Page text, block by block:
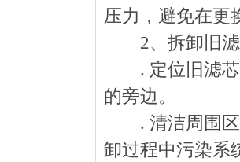
压力，避免在更
2、拆卸旧滤
. 定位旧滤芯
的旁边。
. 清洁周围区
卸过程中污染系